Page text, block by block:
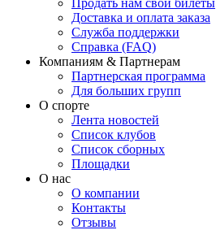
Продать нам свои билеты
Доставка и оплата заказа
Служба поддержки
Справка (FAQ)
Компаниям & Партнерам
Партнерская программа
Для больших групп
О спорте
Лента новостей
Список клубов
Список сборных
Площадки
О нас
О компании
Контакты
Отзывы